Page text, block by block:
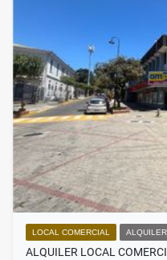
LOCAL COMERCIAL ALQUILER
ALQUILER LOCAL